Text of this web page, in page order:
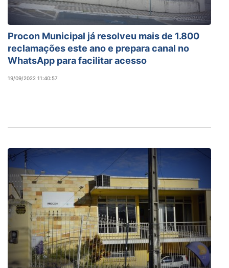
Procon Municipal já resolveu mais de 1.800
reclamações este ano e prepara canal no
WhatsApp para facilitar acesso
19/09/2022 11:40:57